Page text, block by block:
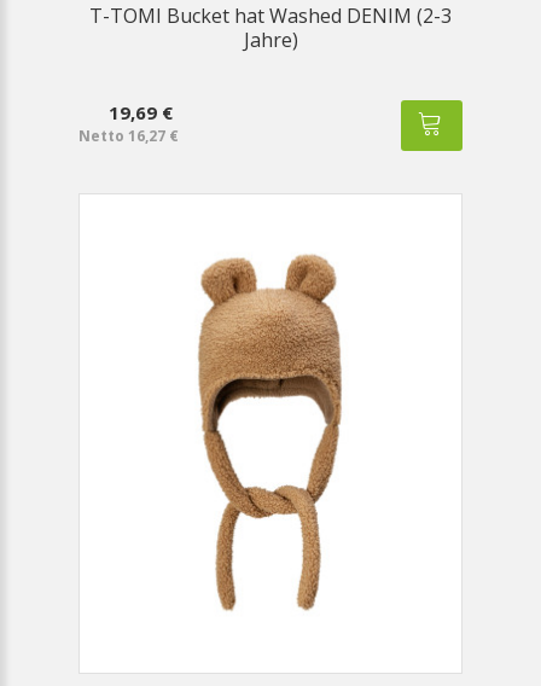
T-TOMI Bucket hat Washed DENIM (2-3
Jahre)
19,69 €
Netto 16,27 €